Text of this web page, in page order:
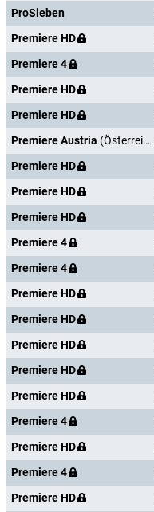
ProSieben
Premiere HD
Premiere 4
Premiere HD
Premiere HD
Premiere Austria (Österreich)
Premiere HD
Premiere HD
Premiere HD
Premiere 4
Premiere 4
Premiere HD
Premiere HD
Premiere HD
Premiere HD
Premiere HD
Premiere 4
Premiere HD
Premiere 4
Premiere HD